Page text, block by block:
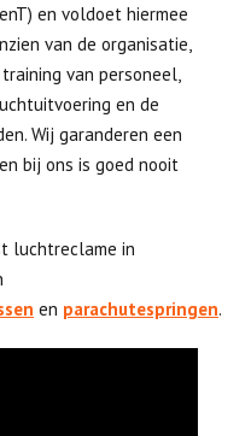
en voldoet hiermee
van de organisatie,
van personeel,
en de
Wij garanderen een
bij ons is goed nooit
luchtreclame in
en parachutespringen.